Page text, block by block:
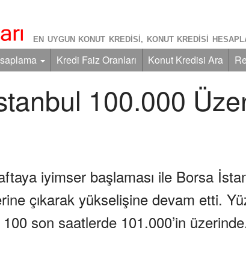
EN UYGUN KONUT KREDISI, KONUT KREDISI
Kredi Faiz Oranları Konut Kredisi Ara
100.000
iyimser başlaması ile Borsa
çıkarak yükselişine devam etti.
son saatlerde 101.000’in